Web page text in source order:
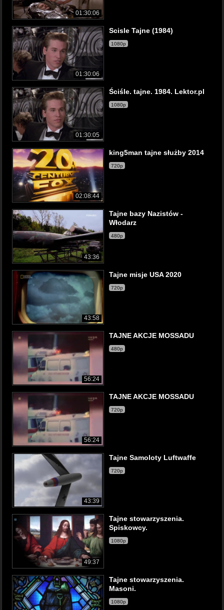
01:30:06
01:30:06
Scisle Tajne (1984)
1080p
01:30:05
Ściśle. tajne. 1984. Lektor.pl
1080p
02:08:44
king5man tajne służby 2014
720p
43:36
Tajne bazy Nazistów -
Włodarz
480p
43:58
Tajne misje USA 2020
720p
56:24
TAJNE AKCJE MOSSADU
480p
56:24
TAJNE AKCJE MOSSADU
720p
43:39
Tajne Samoloty Luftwaffe
720p
49:37
Tajne stowarzyszenia.
Spiskowcy.
1080p
Tajne stowarzyszenia.
Masoni.
1080p